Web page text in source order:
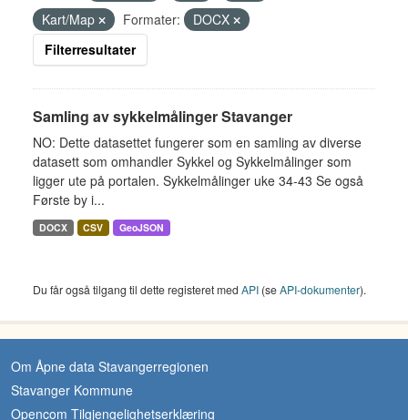
Kart/Map
Formater:
DOCX
Filterresultater
Samling av sykkelmålinger Stavanger
NO: Dette datasettet fungerer som en samling av diverse
datasett som omhandler Sykkel og Sykkelmålinger som
ligger ute på portalen. Sykkelmålinger uke 34-43 Se også
Første by i...
DOCX CSV GeoJSON
Du får også tilgang til dette registeret med API (seAPI-dokumenter).
Om Åpne data Stavangerregionen
Stavanger Kommune
Opencom Tilgjengelighetserklæring